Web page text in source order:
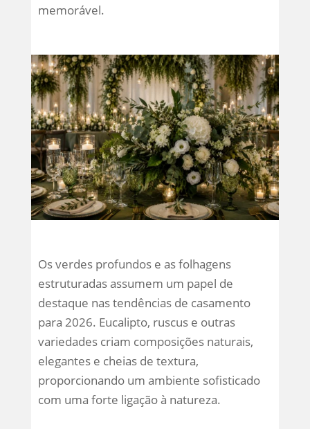
memorável.
Os verdes profundos e as folhagens
estruturadas assumem um papel de
destaque nas tendências de casamento
para 2026. Eucalipto, ruscus e outras
variedades criam composições naturais,
elegantes e cheias de textura,
proporcionando um ambiente sofisticado
com uma forte ligação à natureza.